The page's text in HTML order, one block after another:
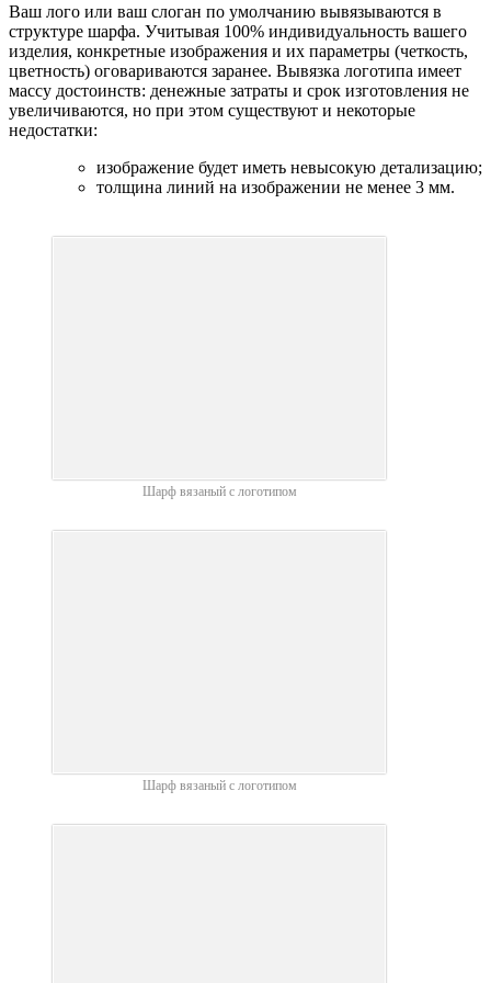
Ваш лого или ваш слоган по умолчанию вывязываются в
структуре шарфа. Учитывая 100% индивидуальность вашего
изделия, конкретные изображения и их параметры (четкость,
цветность) оговариваются заранее. Вывязка логотипа имеет
массу достоинств: денежные затраты и срок изготовления не
увеличиваются, но при этом существуют и некоторые
недостатки:
изображение будет иметь невысокую детализацию;
толщина линий на изображении не менее 3 мм.
Шарф вязаный с логотипом
Шарф вязаный с логотипом